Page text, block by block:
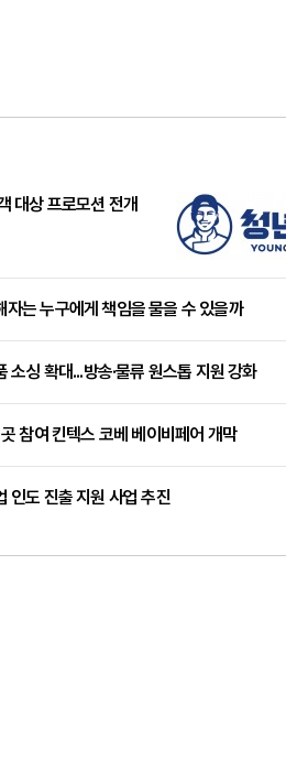
대상 프로모션 전개
는 누구에게 책임을 물을 수 있을까
소싱 확대...방송·물류 원스톱 지원 강화
참여 킨텍스 코베 베이비페어 개막
인도 진출 지원 사업 추진